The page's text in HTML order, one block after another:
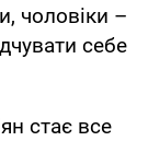
чоловіки –
себе
стає все